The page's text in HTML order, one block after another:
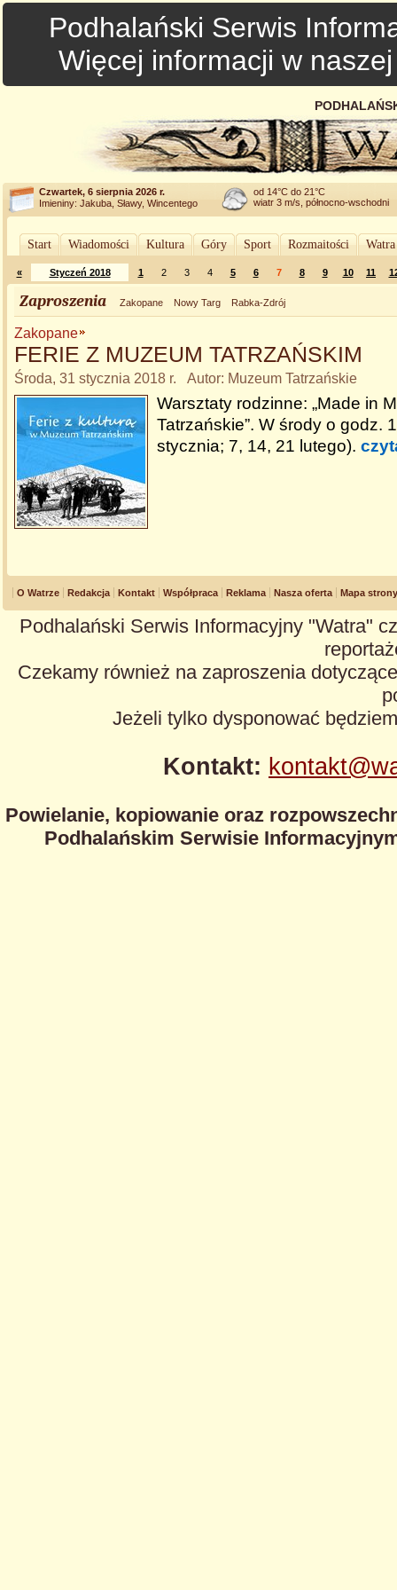
Podhalański Serwis
Więcej informacji w
Czwartek, 6 sierpnia 2026 r.
Imieniny: Jakuba, Sławy, Wincentego
od 14°C do 21°C
wiatr 3 m/s, północno-wschodni
Start Wiadomości Kultura Góry Sport Rozmaitości
« Styczeń 2018 1 2 3 4 5 6 7 8 9 10 11
Zaproszenia Zakopane Nowy Targ Rabka-Zdrój
Zakopane
FERIE Z MUZEUM TATRZAŃSKIM
Środa, 31 stycznia 2018 r. Autor: Muzeum Tatrzańskie
Warsztaty rodzinne: „Made in
Tatrzańskie”. W środy o godz.
stycznia; 7, 14, 21 lutego).
O Watrze Redakcja Kontakt Współpraca Reklama Nasza oferta Mapa strony
Podhalański Serwis Informacyjny "Watra"
Czekamy również na zaproszenia
Jeżeli tylko dysponować
Kontakt:
Powielanie, kopiowanie oraz
Podhalańskim Serwisie